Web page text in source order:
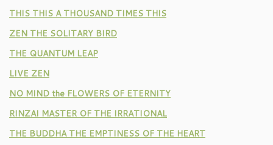
THIS THIS A THOUSAND TIMES THIS
ZEN THE SOLITARY BIRD
THE QUANTUM LEAP
LIVE ZEN
NO MIND the FLOWERS OF ETERNITY
RINZAI MASTER OF THE IRRATIONAL
THE BUDDHA THE EMPTINESS OF THE HEART